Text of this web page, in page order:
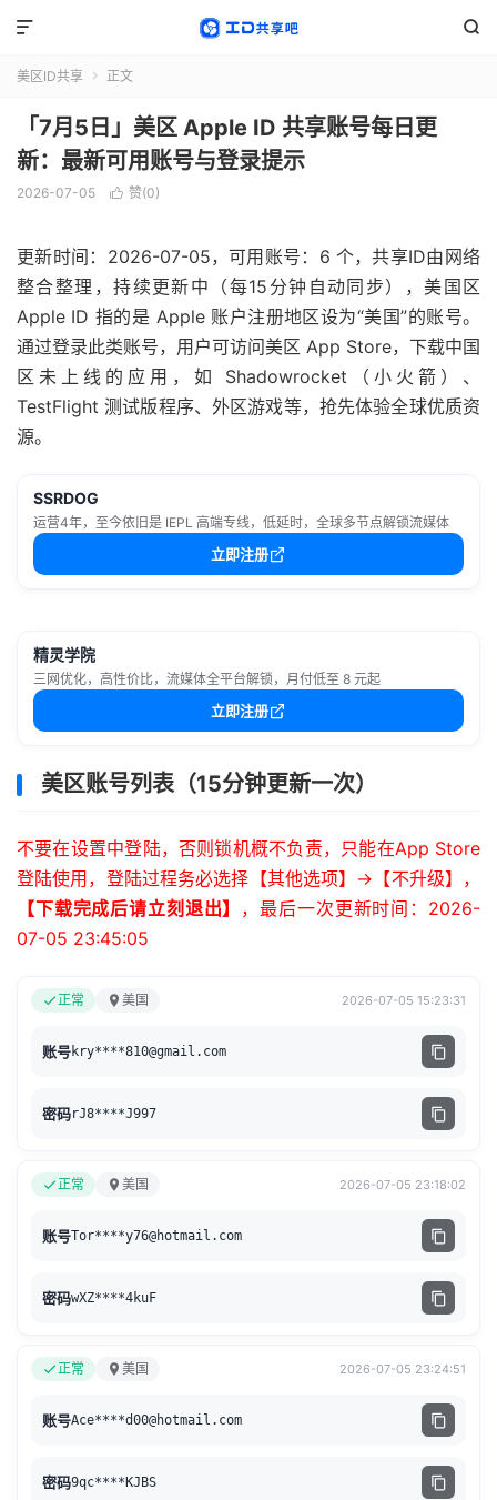


美区ID共享  正文
「7月5日」美区 Apple ID 共享账号每日更
新：最新可用账号与登录提示
2026-07-05  赞(0)
更新时间：2026-07-05，可用账号：6 个，共享ID由网络
整合整理，持续更新中（每15分钟自动同步），美国区
Apple ID 指的是 Apple 账户注册地区设为“美国”的账号。
通过登录此类账号，用户可访问美区 App Store，下载中国
区未上线的应用，如 Shadowrocket（小火箭）、
TestFlight 测试版程序、外区游戏等，抢先体验全球优质资
源。
SSRDOG
运营4年，至今依旧是 IEPL 高端专线，低延时，全球多节点解锁流媒体
立即注册
精灵学院
三网优化，高性价比，流媒体全平台解锁，月付低至 8 元起
立即注册
美区账号列表（15分钟更新一次）
不要在设置中登陆，否则锁机概不负责，只能在App Store
登陆使用，登陆过程务必选择【其他选项】->【不升级】，
【下载完成后请立刻退出】 ，最后一次更新时间：2026-
07-05 23:45:05
正常 美国 2026-07-05 15:23:31
账号kry****810@gmail.com
密码rJ8****J997
正常 美国 2026-07-05 23:18:02
账号Tor****y76@hotmail.com
密码wXZ****4kuF
正常 美国 2026-07-05 23:24:51
账号Ace****d00@hotmail.com
密码9qc****KJBS